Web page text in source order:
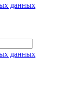
данных
данных